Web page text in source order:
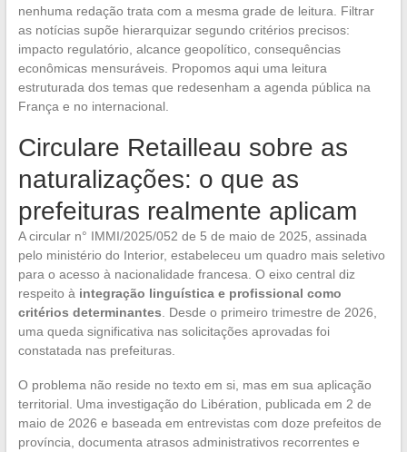
nenhuma redação trata com a mesma grade de leitura. Filtrar
as notícias supõe hierarquizar segundo critérios precisos:
impacto regulatório, alcance geopolítico, consequências
econômicas mensuráveis. Propomos aqui uma leitura
estruturada dos temas que redesenham a agenda pública na
França e no internacional.
Circulare Retailleau sobre as
naturalizações: o que as
prefeituras realmente aplicam
A circular n° IMMI/2025/052 de 5 de maio de 2025, assinada
pelo ministério do Interior, estabeleceu um quadro mais seletivo
para o acesso à nacionalidade francesa. O eixo central diz
respeito à integração linguística e profissional como
critérios determinantes . Desde o primeiro trimestre de 2026,
uma queda significativa nas solicitações aprovadas foi
constatada nas prefeituras.
O problema não reside no texto em si, mas em sua aplicação
territorial. Uma investigação do Libération, publicada em 2 de
maio de 2026 e baseada em entrevistas com doze prefeitos de
província, documenta atrasos administrativos recorrentes e